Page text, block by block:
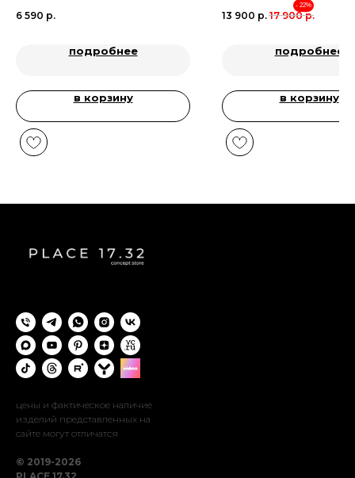
6 590 р.
подробнее
в корзину
13 900 р.
- 22%
17 900 р.
подробнее
в корзину
цены и фактическое наличие
изделий представленных на
сайте могут отличатся
© 2019-2026